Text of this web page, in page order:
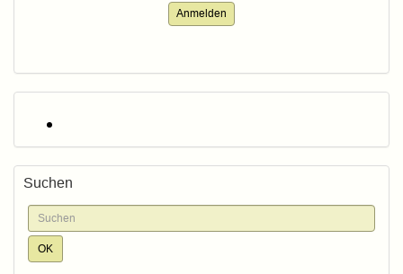
Anmelden
Suchen